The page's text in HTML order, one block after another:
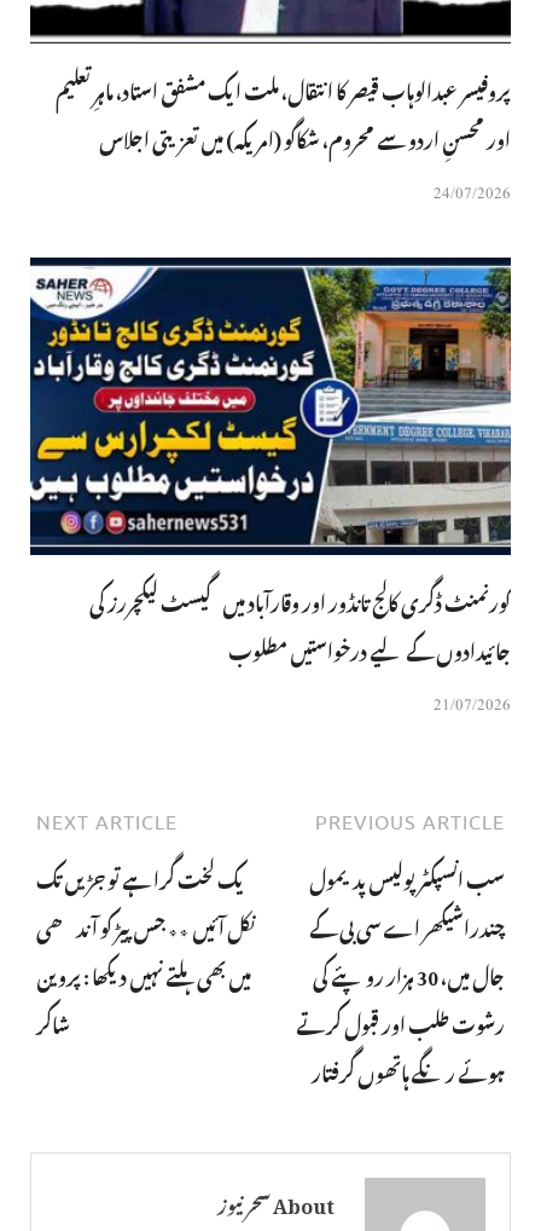
پروفیسر عبدالوہاب قیصر کا انتقال، ملت ایک مشفق استاد، ماہرِتعلیم
اور محسنِ اردو سے محروم، شکاگو (امریکہ) میں تعزیتی اجلاس
24/07/2026
گورنمنٹ ڈگری کالج تانڈور اور وقارآباد میں گیسٹ لیکچررز کی
جائیدادوں کے لیے درخواستیں مطلوب
21/07/2026
PREVIOUS ARTICLE
سب انسپکٹر پولیس پدیمول
چندراشیکھر اے سی بی کے
جال میں، 30 ہزار روپئے کی
رشوت طلب اور قبول کرتے
ہوئے رنگے ہاتھوں گرفتار
NEXT ARTICLE
یک لخت گرا ہے تو جڑیں تک
نکل آئیں ٭٭ جس پیڑ کو آندھی
میں بھی ہلتے نہیں دیکھا : پروین
شاکر
About سحر نیوز